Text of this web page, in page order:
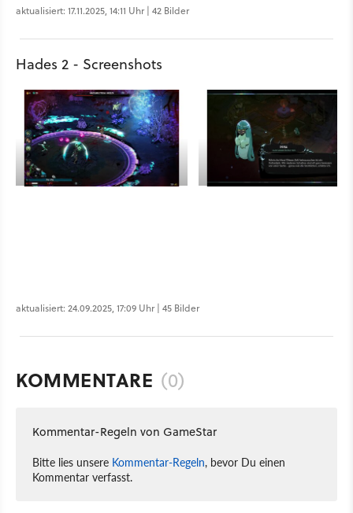
aktualisiert: 17.11.2025, 14:11 Uhr | 42 Bilder
Hades 2 - Screenshots
aktualisiert: 24.09.2025, 17:09 Uhr | 45 Bilder
KOMMENTARE (0)
Kommentar-Regeln von GameStar
Bitte lies unsere Kommentar-Regeln, bevor Du einen
Kommentar verfasst.